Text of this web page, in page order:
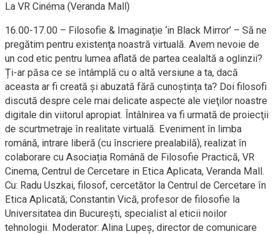
La VR Cinéma (Veranda Mall)
16.00-17.00 – Filosofie & Imaginaţie ‘in Black Mirror’ – Să ne
pregătim pentru existenţa noastră virtuală. Avem nevoie de
un cod etic pentru lumea aflată de partea cealaltă a oglinzii?
Ți-ar păsa ce se întâmplă cu o altă versiune a ta, dacă
aceasta ar fi creată și abuzată fără cunoștința ta? Doi filosofi
discută despre cele mai delicate aspecte ale vieţilor noastre
digitale din viitorul apropiat. Întâlnirea va fi urmată de proiecţii
de scurtmetraje în realitate virtuală. Eveniment în limba
română, intrare liberă (cu înscriere prealabilă), realizat în
colaborare cu Asociația Română de Filosofie Practică, VR
Cinema, Centrul de Cercetare in Etica Aplicata, Veranda Mall.
Cu: Radu Uszkai, filosof, cercetător la Centrul de Cercetare în
Etica Aplicată; Constantin Vică, profesor de filosofie la
Universitatea din Bucureşti, specialist al eticii noilor
tehnologii. Moderator: Alina Lupeş, director de comunicare